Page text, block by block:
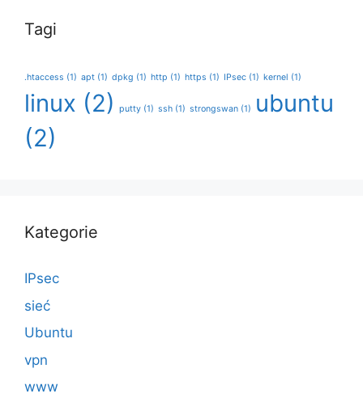
Tagi
.htaccess (1) apt (1) dpkg (1) http (1) https (1) IPsec (1) kernel (1)
linux (2) putty (1) ssh (1) strongswan (1)
ubuntu
(2)
Kategorie
IPsec
sieć
Ubuntu
vpn
www